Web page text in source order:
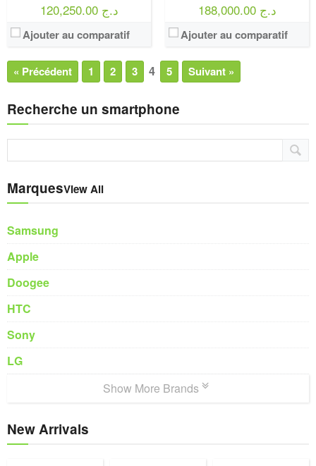
120,250.00 د.ج
Ajouter au comparatif
188,000.00 د.ج
Ajouter au comparatif
« Précédent 1 2 3 4 5 Suivant »
Recherche un smartphone
MarquesView All
Samsung
Apple
Doogee
HTC
Sony
LG
Show More Brands
New Arrivals